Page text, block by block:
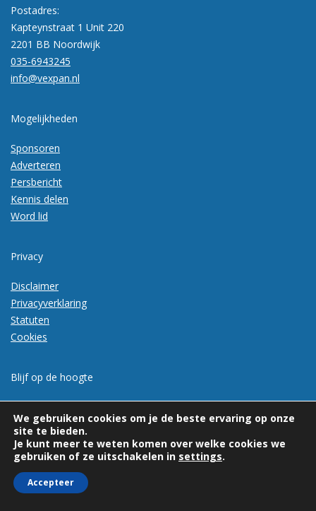
Postadres:
Kapteynstraat 1 Unit 220
2201 BB Noordwijk
035-6943245
info@vexpan.nl
Mogelijkheden
Sponsoren
Adverteren
Persbericht
Kennis delen
Word lid
Privacy
Disclaimer
Privacyverklaring
Statuten
Cookies
Blijf op de hoogte
We gebruiken cookies om je de beste ervaring op onze
site te bieden.
Je kunt meer te weten komen over welke cookies we
gebruiken of ze uitschakelen in settings.
Accepteer